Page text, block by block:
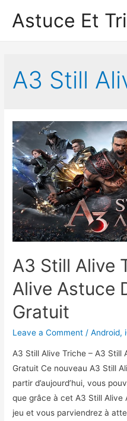
Astuce Et
A3 Still
A3 Still Alive
Alive Astuce
Gratuit
Leave a Comment /Android,
A3 Still Alive Triche – A3 Still
Gratuit Ce nouveau A3 Still
partir d’aujourd’hui, vous
que grâce à cet A3 Still
jeu et vous parviendrez à